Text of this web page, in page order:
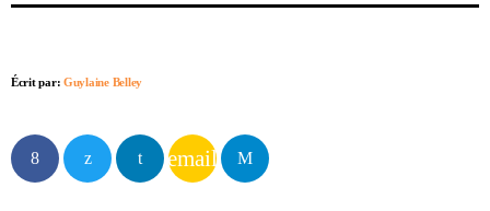
Écrit par:Guylaine Belley
email